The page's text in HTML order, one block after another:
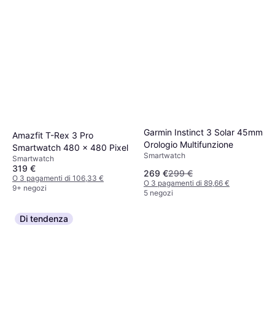
Amazfit T-Rex 3 Pro
Smartwatch 480 x 480 Pixel
Smartwatch
319 €
O 3 pagamenti di 106,33 €
9+ negozi
Garmin Instinct 3 Solar 45mm
Orologio Multifunzione
Smartwatch
269 €299 €
O 3 pagamenti di 89,66 €
5 negozi
Di tendenza